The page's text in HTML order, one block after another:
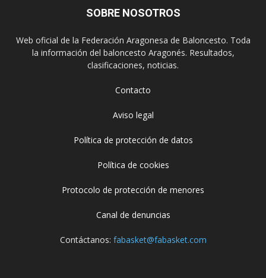
SOBRE NOSOTROS
Web oficial de la Federación Aragonesa de Baloncesto. Toda
la información del baloncesto Aragonés. Resultados,
clasificaciones, noticias.
Contacto
Aviso legal
Política de protección de datos
Política de cookies
Protocolo de protección de menores
Canal de denuncias
Contáctanos: fabasket@fabasket.com